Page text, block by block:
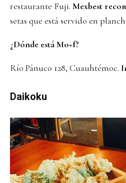
restaurante Fuji. Mexbest
setas que está servido en
¿Dónde está Mo+f?
Río Pánuco 128, Cuauhtémoc.
Daikoku